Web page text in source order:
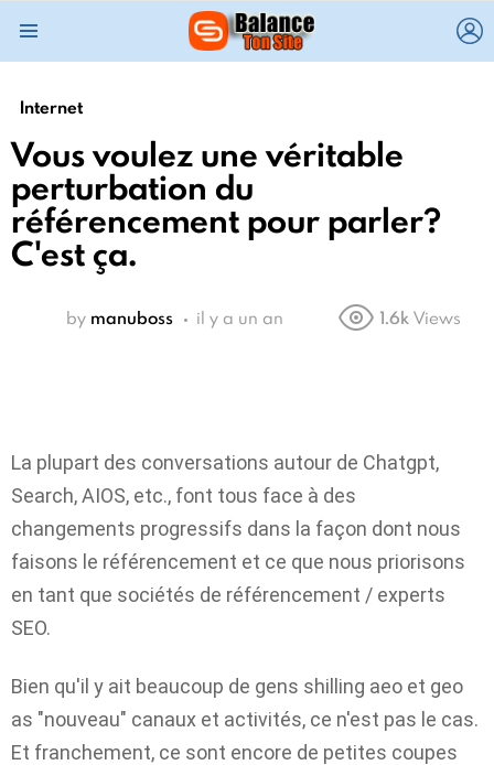
Internet
Vous voulez une véritable
perturbation du
référencement pour parler?
C'est ça.
by manuboss il y a un an 1.6k Views
La plupart des conversations autour de Chatgpt,
Search, AIOS, etc., font tous face à des
changements progressifs dans la façon dont nous
faisons le référencement et ce que nous priorisons
en tant que sociétés de référencement / experts
SEO.
Bien qu'il y ait beaucoup de gens shilling aeo et geo
as "nouveau" canaux et activités, ce n'est pas le cas.
Et franchement, ce sont encore de petites coupes